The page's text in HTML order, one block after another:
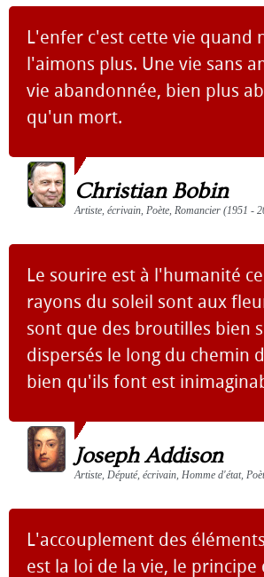
L'enfer c'est cette vie quand
l'aimons plus. Une vie sans
vie abandonnée, bien plus
qu'un mort.
Christian Bobin
Artiste, écrivain, Poète, Romancier (1951 -
Le sourire est à l'humanité
rayons du soleil sont aux
sont que des broutilles bien
dispersés le long du chemin
bien qu'ils font est
Joseph Addison
Artiste, Député, écrivain, Homme d'état,
L'accouplement des
est la loi de la vie, le principe